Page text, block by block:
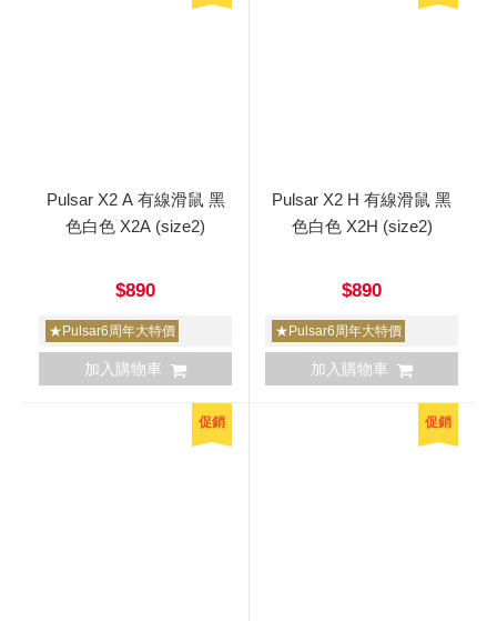
Pulsar X2 A 有線滑鼠 黑
色白色 X2A (size2)
$890
★Pulsar6周年大特價
加入購物車
Pulsar X2 H 有線滑鼠 黑
色白色 X2H (size2)
$890
★Pulsar6周年大特價
加入購物車
促銷 促銷